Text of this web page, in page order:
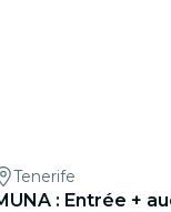
Tenerife
: Entrée +